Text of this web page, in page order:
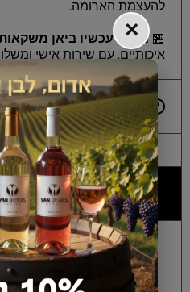
להעצמת הארומה.
🏪נמצא עכשיו ביאן
איכותיים, עם שירות אישי
משלוחים והובלה
×
למה כולם
אלכוהול מקורי ללא
ידי מכון התקנים